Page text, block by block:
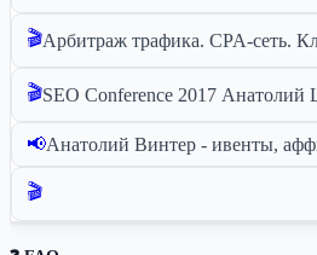
🎬
🎬SEO Conference 2017 Анатолий
📢Анатолий Винтер - ивенты,
🎬